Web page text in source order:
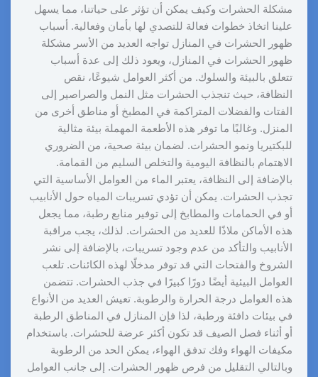
مشكلة الحشرات وكيف يمكن أن تؤثر على حياتنا، مما يسهل
علينا اتخاذ خطوات فعالة للتصدي لها بأمان وفعالية. أسباب
ظهور الحشرات في المنازل تواجه العديد من الأسر مشكلة
ظهور الحشرات في المنازل، ويعود ذلك إلى عدة أسباب
تتعلق بالبيئة والسلوك. من أكثر العوامل شيوعًا، نقص
النظافة، حيث تنجذب الحشرات مثل النمل والصراصير إلى
الفتات والفضلات المتراكمة في المطبخ أو مناطق أخرى من
المنزل. وغالبًا ما توفر هذه الأطعمة المهملة بيئة مثالية
للبكتيريا ونمو الحشرات. لضمان بيئة صحية، من الضروري
الاهتمام بالنظافة اليومية والتخلص السليم من القمامة.
بالإضافة إلى النظافة، يعتبر الماء من العوامل الأساسية التي
تجذب الحشرات. يمكن أن تؤدي تسريبات المياه حول الأنابيب
أو في الحمامات والمطابخ إلى توفير منابع رطبة، مما يجعل
هذه الأماكن ملاذًا للعديد من الحشرات. لذلك، يجب مراقبة
الأنابيب والتأكد من عدم وجود تسريبات، بالإضافة إلى نشر
الشروخ والفتحات التي قد توفر مدخلًا لهذه الكائنات. تلعب
العوامل البيئية أيضًا دورًا كبيرًا في جذب الحشرات. تتضمن
هذه العوامل درجة الحرارة والرطوبة. تعيش العديد من الأنواع
في بيئات دافئة ورطبة، لذا فإن المنازل في المناطق الرطبة
أو أثناء فصل الصيف قد تكون أكثر عرضة للحشرات. باستخدام
مكيفات الهواء وفك تدفق الهواء، يمكن الحد من الرطوبة
وبالتالي التقليل من فرص ظهور الحشرات. إلى جانب العوامل